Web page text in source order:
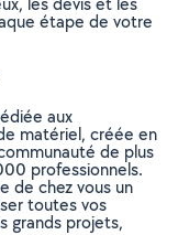
étape de votre
aux
matériel, créée en
de plus
professionnels.
de chez vous un
toutes vos
grands projets,